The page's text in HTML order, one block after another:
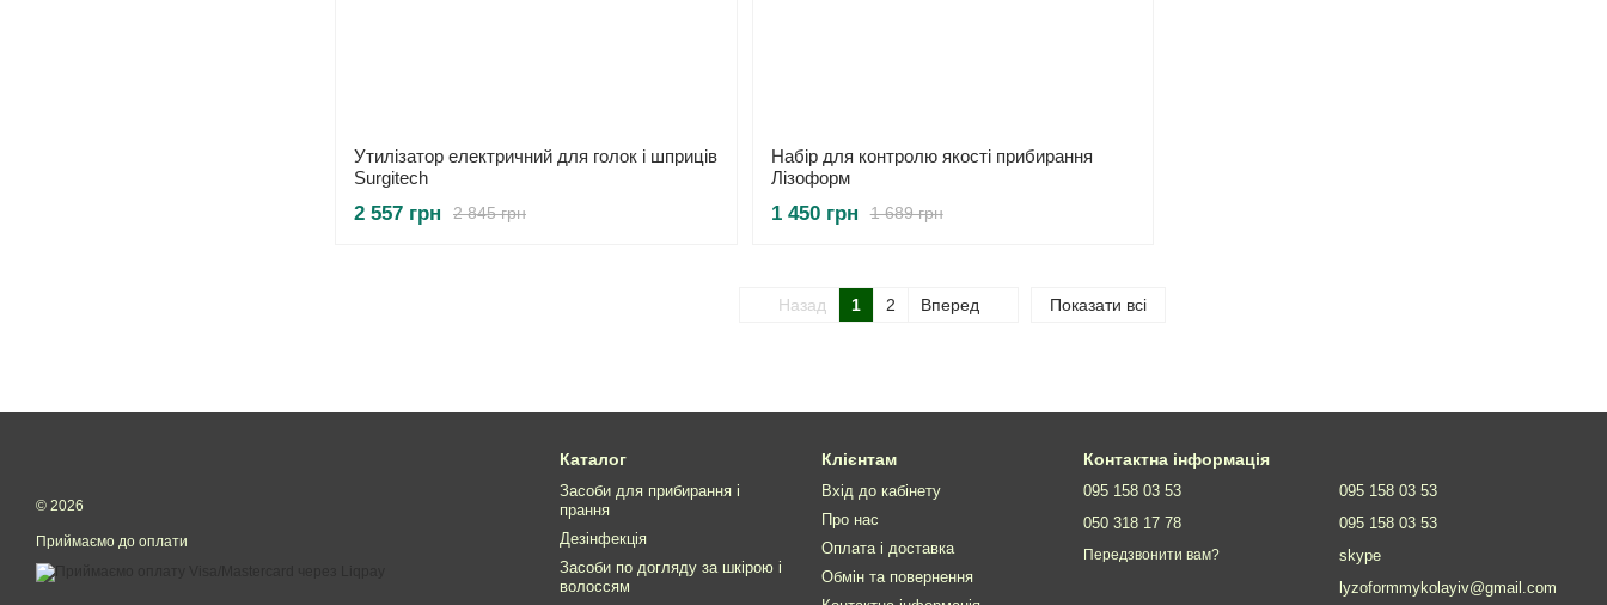
Утилізатор електричний для голок і шприців
Surgitech
2 845 грн
2 557 грн
Набір для контролю якості прибирання
Лізоформ
1 689 грн
1 450 грн
Назад 1 2 Вперед Показати всі
© 2026
Приймаємо до оплати
Каталог
Засоби для прибирання і
прання
Дезінфекція
Засоби по догляду за шкірою і
волоссям
Клієнтам
Вхід до кабінету
Про нас
Оплата і доставка
Обмін та повернення
Контактна інформація
095 158 03 53
050 318 17 78
Передзвонити вам?
095 158 03 53
095 158 03 53
skype
lyzoformmykolayiv@gmail.com